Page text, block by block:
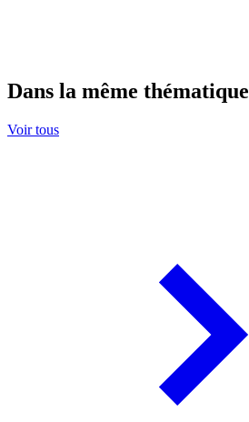
Dans la même thématique
Voir tous